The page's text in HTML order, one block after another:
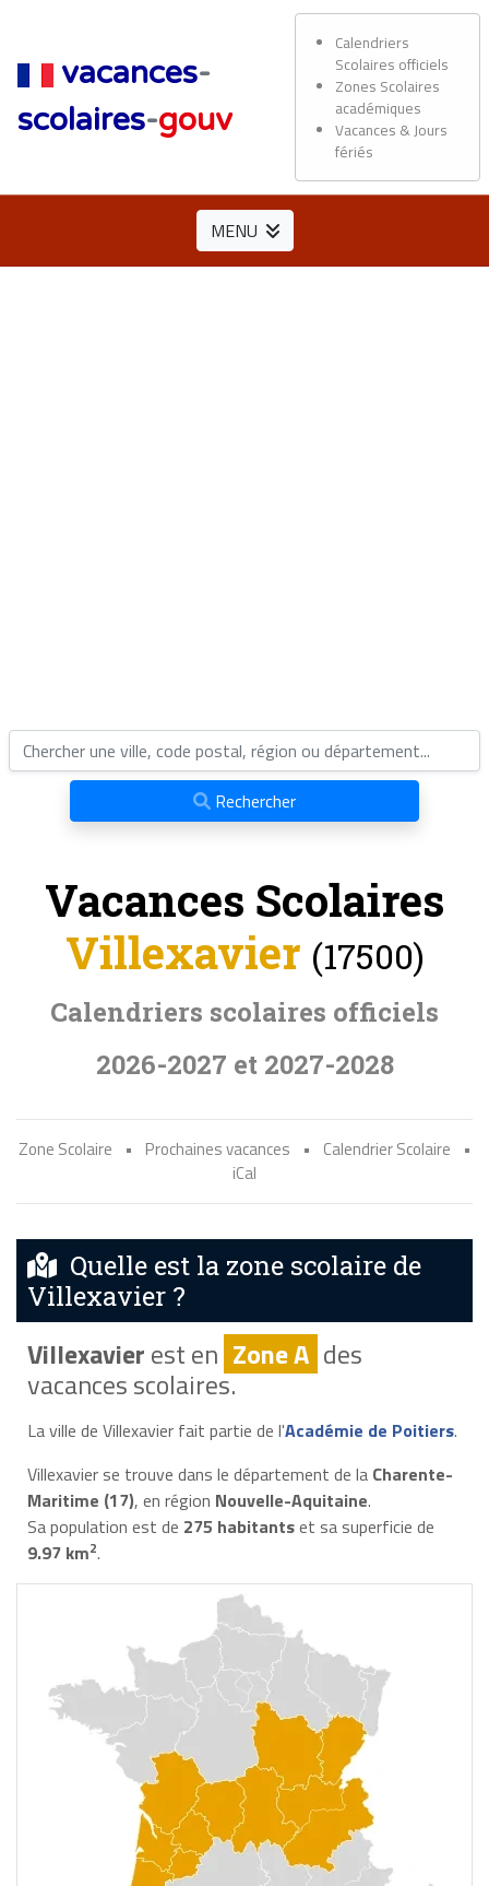
vacances-
scolaires-gouv
Calendriers
Scolaires officiels
Zones Scolaires
académiques
Vacances & Jours
fériés
MENU
Rechercher
Vacances Scolaires
Villexavier (17500)
Calendriers scolaires officiels
2026-2027 et 2027-2028
Zone Scolaire • Prochaines vacances • Calendrier Scolaire
•
iCal
Quelle est la zone scolaire de
Villexavier ?
Villexavierest en Zone A des
vacances scolaires.
La ville de Villexavier fait partie de l'Académie de Poitiers.
Villexavier se trouve dans le département de la Charente-
Maritime (17), en région Nouvelle-Aquitaine.
Sa population est de 275 habitantset sa superficie de
9.97 km2.